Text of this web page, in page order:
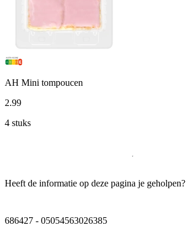
AH Mini tompoucen
2.99
4 stuks
Heeft de informatie op deze pagina je geholpen?
686427 - 05054563026385